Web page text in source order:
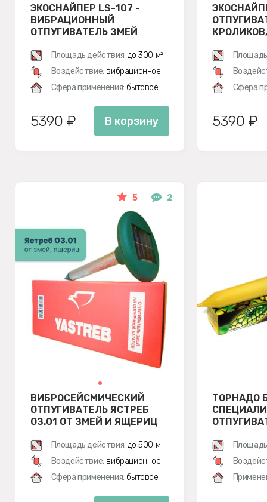
ЭКОСНАЙПЕР LS-107 -
ВИБРАЦИОННЫЙ
ОТПУГИВАТЕЛЬ ЗМЕЙ
Площадь действия: до 300 м²
Воздействие: вибрационное
Сфера применения: бытовое
5390 ₽ В корзину
Сфера
5390 ₽
5 2
ВИБРОСЕЙСМИЧЕСКИЙ
ОТПУГИВАТЕЛЬ ЯСТРЕБ
ОЗ.01 ОТ ЗМЕЙ И ЯЩЕРИЦ
Площадь действия: до 500 м
Воздействие: вибрационное
Сфера применения: бытовое
ТОРНАДО